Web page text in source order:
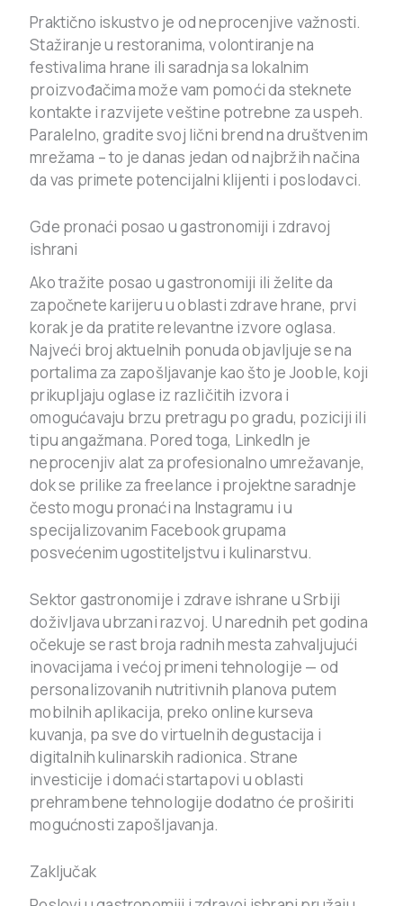
Praktično iskustvo je od neprocenjive važnosti.
Stažiranje u restoranima, volontiranje na
festivalima hrane ili saradnja sa lokalnim
proizvođačima može vam pomoći da steknete
kontakte i razvijete veštine potrebne za uspeh.
Paralelno, gradite svoj lični brend na društvenim
mrežama – to je danas jedan od najbržih načina
da vas primete potencijalni klijenti i poslodavci.
Gde pronaći posao u gastronomiji i zdravoj
ishrani
Ako tražite posao u gastronomiji ili želite da
započnete karijeru u oblasti zdrave hrane, prvi
korak je da pratite relevantne izvore oglasa.
Najveći broj aktuelnih ponuda objavljuje se na
portalima za zapošljavanje kao što je Jooble, koji
prikupljaju oglase iz različitih izvora i
omogućavaju brzu pretragu po gradu, poziciji ili
tipu angažmana. Pored toga, LinkedIn je
neprocenjiv alat za profesionalno umrežavanje,
dok se prilike za freelance i projektne saradnje
često mogu pronaći na Instagramu i u
specijalizovanim Facebook grupama
posvećenim ugostiteljstvu i kulinarstvu.
Sektor gastronomije i zdrave ishrane u Srbiji
doživljava ubrzani razvoj. U narednih pet godina
očekuje se rast broja radnih mesta zahvaljujući
inovacijama i većoj primeni tehnologije — od
personalizovanih nutritivnih planova putem
mobilnih aplikacija, preko online kurseva
kuvanja, pa sve do virtuelnih degustacija i
digitalnih kulinarskih radionica. Strane
investicije i domaći startapovi u oblasti
prehrambene tehnologije dodatno će proširiti
mogućnosti zapošljavanja.
Zaključak